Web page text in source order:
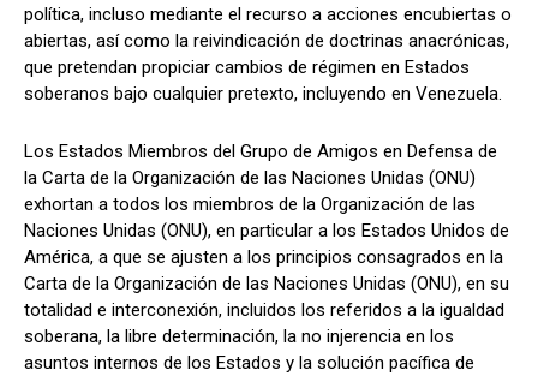
política, incluso mediante el recurso a acciones encubiertas o
abiertas, así como la reivindicación de doctrinas anacrónicas,
que pretendan propiciar cambios de régimen en Estados
soberanos bajo cualquier pretexto, incluyendo en Venezuela.
Los Estados Miembros del Grupo de Amigos en Defensa de
la Carta de la Organización de las Naciones Unidas (ONU)
exhortan a todos los miembros de la Organización de las
Naciones Unidas (ONU), en particular a los Estados Unidos de
América, a que se ajusten a los principios consagrados en la
Carta de la Organización de las Naciones Unidas (ONU), en su
totalidad e interconexión, incluidos los referidos a la igualdad
soberana, la libre determinación, la no injerencia en los
asuntos internos de los Estados y la solución pacífica de